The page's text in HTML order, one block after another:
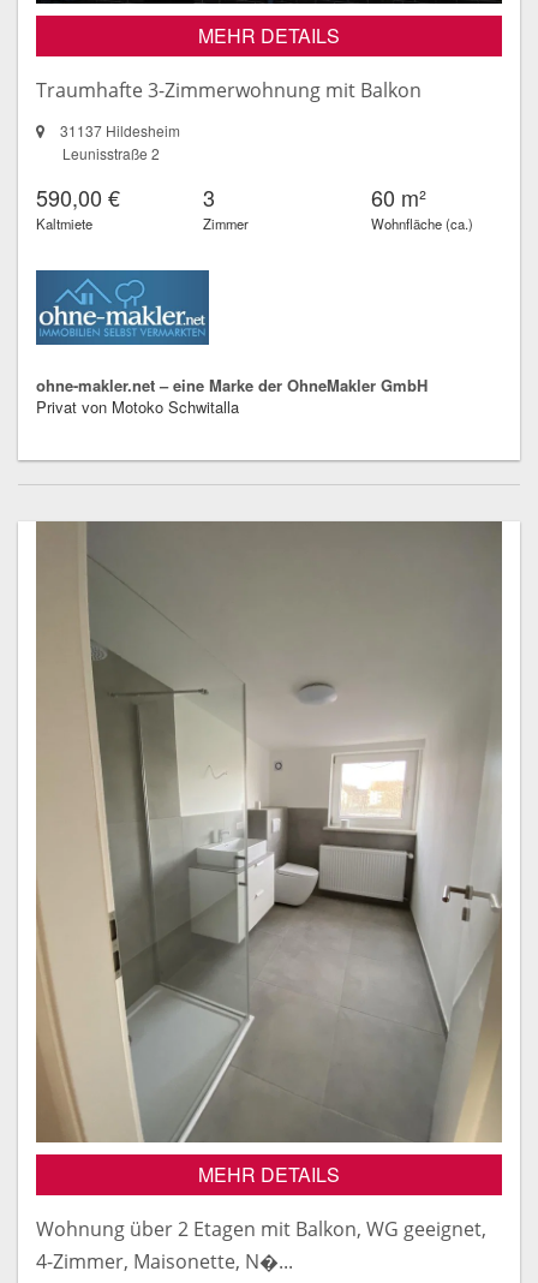
MEHR DETAILS
Traumhafte 3-Zimmerwohnung mit Balkon
31137 Hildesheim
Leunisstraße 2
590,00 €
Kaltmiete
3
Zimmer
60 m²
Wohnfläche (ca.)
ohne-makler.net – eine Marke der OhneMakler GmbH
Privat von Motoko Schwitalla
MEHR DETAILS
Wohnung über 2 Etagen mit Balkon, WG geeignet,
4-Zimmer, Maisonette, N�...